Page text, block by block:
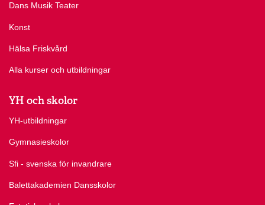
Dans Musik Teater
Konst
Hälsa Friskvård
Alla kurser och utbildningar
YH och skolor
YH-utbildningar
Gymnasieskolor
Sfi - svenska för invandrare
Balettakademien Dansskolor